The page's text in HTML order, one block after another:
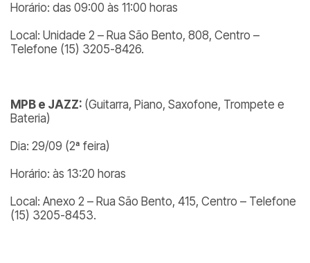
Horário: das 09:00 às 11:00 horas
Local: Unidade 2 – Rua São Bento, 808, Centro –
Telefone (15) 3205-8426.
MPB e JAZZ: (Guitarra, Piano, Saxofone, Trompete e
Bateria)
Dia: 29/09 (2ª feira)
Horário: às 13:20 horas
Local: Anexo 2 – Rua São Bento, 415, Centro – Telefone
(15) 3205-8453.